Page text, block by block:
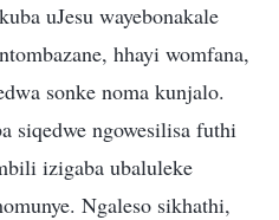
uJesu wayebonakale
hhayi womfana,
sonke noma kunjalo.
siqedwe ngowesilisa futhi
izigaba ubaluleke
Ngaleso sikhathi,